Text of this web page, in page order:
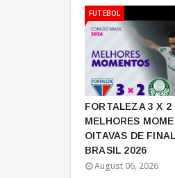
FUTEBOL
FORTALEZA 3 X 2
MELHORES
OITAVAS DE
BRASIL 2026
August 06, 2026